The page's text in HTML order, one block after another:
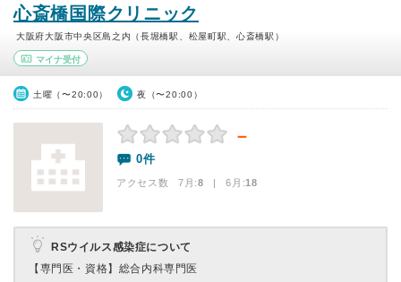
心斎橋国際クリニック
大阪府大阪市中央区島之内（長堀橋駅、松屋町駅、心斎橋駅）
マイナ受付
土曜（〜20:00） 夜（〜20:00）
－
0件
アクセス数 7月:8 | 6月:18
RSウイルス感染症について
【専門医・資格】 総合内科専門医